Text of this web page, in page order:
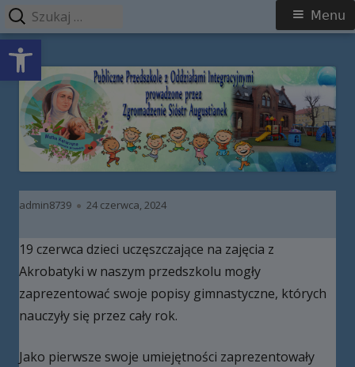
Open toolbar
Przeskocz
treści
Publiczne Przedszkole z Oddziałami
Integracyjnymi prowadzone przez
Zgromadzenie Sióstr Augustianek
Menu
główne
Menu
Autor
admin8739 Opublikowano
24 czerwca, 2024
19 czerwca dzieci uczęszczające na zajęcia z
Akrobatyki w naszym przedszkolu mogły
zaprezentować swoje popisy gimnastyczne, których
nauczyły się przez cały rok.
Jako pierwsze swoje umiejętności zaprezentowały